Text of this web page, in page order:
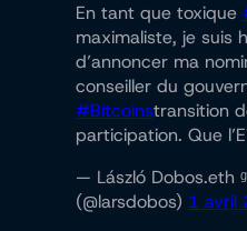
En tant que toxique
maximaliste, je suis
d’annoncer ma
conseiller du
#Bitcoinstransition
participation. Que
— László Dobos.eth
(@larsdobos) 1 avril